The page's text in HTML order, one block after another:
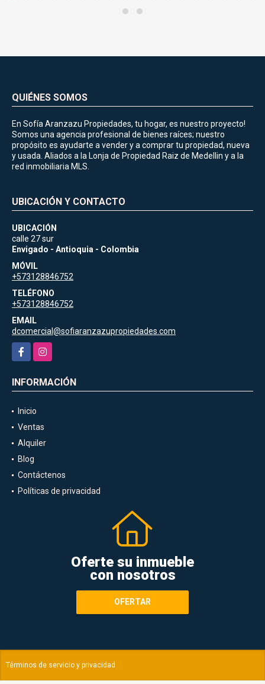
QUIÉNES SOMOS
En Sofía Aranzazu Propiedades, tu hogar, es nuestro proyecto!
Somos una agencia profesional de bienes raíces; nuestro
propósito es ayudarte a vender y a comprar tu propiedad, nueva
y usada. Aliados a la Lonja de Propiedad Raiz de Medellin y a la
red inmobiliaria MLS.
UBICACIÓN
calle 27 sur
Envigado - Antioquia - Colombia
MÓVIL
+573128846752
TELÉFONO
+573128846752
EMAIL
dcomercial@sofiaranzazupropiedades.com
FacebookInstagram
Inicio
Ventas
Alquiler
Blog
Contáctenos
Oferte su inmueble
con nosotros
OFERTAR
Términos de servicio y privacidad